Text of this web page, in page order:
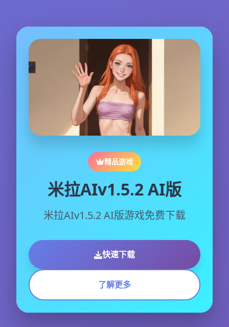
精品游戏
米拉AIv1.5.2 AI版
米拉AIv1.5.2 AI版游戏免费下载
快速下载
了解更多